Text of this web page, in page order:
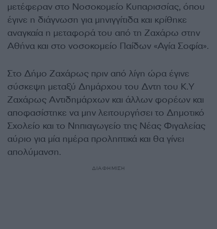
μετέφεραν στο Νοσοκομείο Κυπαρισσίας, όπου
έγινε η διάγνωση για μηνιγγίτιδα και κρίθηκε
αναγκαία η μεταφορά του από τη Ζαχάρω στην
Αθήνα και στο νοσοκομείο Παίδων «Αγία Σοφία».
Στο Δήμο Ζαχάρως πριν από λίγη ώρα έγινε
σύσκεψη μεταξύ Δημάρχου του Δντη του Κ.Υ
Ζαχάρως Αντιδημάρχων και άλλων φορέων και
αποφασίστηκε να μην λειτουργήσει το Δημοτικό
Σχολείο και το Νηπιαγωγείο της Νέας Φιγαλείας
αύριο για μία ημέρα προληπτικά και θα γίνει
απολύμανση.
ΔΙΑΦΗΜΙΣΗ